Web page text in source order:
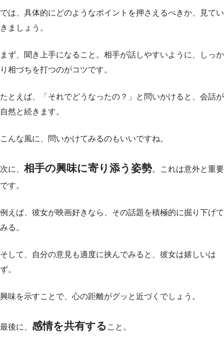
では、具体的にどのようなポイントを押さえるべきか、見てい
きましょう。
まず、聞き上手になること。相手が話しやすいように、しっか
り相づちを打つのがコツです。
たとえば、「それでどうなったの？」と問いかけると、会話が
自然と続きます。
こんな風に、問いかけてみるのもいいですね。
次に、 相手の興味に寄り添う姿勢。これは意外と重要
です。
例えば、彼女が映画好きなら、その話題を積極的に掘り下げて
みる。
そして、自分の意見も適度に挟んでみると、彼女は嬉しいは
ず。
興味を示すことで、心の距離がグッと近づくでしょう。
最後に、 感情を共有する こと。